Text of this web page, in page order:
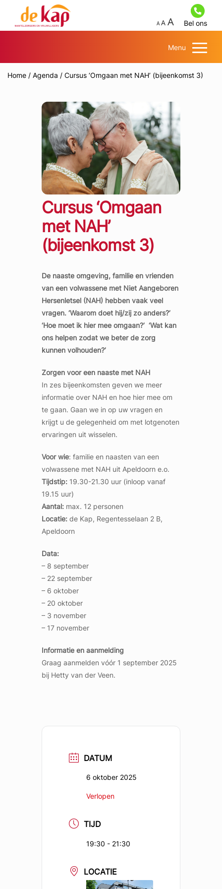
Bel ons
Menu
Home / Agenda / Cursus ‘Omgaan met NAH’ (bijeenkomst 3)
Cursus ‘Omgaan
met NAH’
(bijeenkomst 3)
De naaste omgeving, familie en vrienden
van een volwassene met Niet Aangeboren
Hersenletsel (NAH) hebben vaak veel
vragen. ‘Waarom doet hij/zij zo anders?’
‘Hoe moet ik hier mee omgaan?’ ‘Wat kan
ons helpen zodat we beter de zorg
kunnen volhouden?’
Zorgen voor een naaste met NAH
In zes bijeenkomsten geven we meer
informatie over NAH en hoe hier mee om
te gaan. Gaan we in op uw vragen en
krijgt u de gelegenheid om met lotgenoten
ervaringen uit wisselen.
Voor wie: familie en naasten van een
volwassene met NAH uit Apeldoorn e.o.
Tijdstip: 19.30-21.30 uur (inloop vanaf
19.15 uur)
Aantal: max. 12 personen
Locatie: de Kap, Regentesselaan 2 B,
Apeldoorn
Data:
– 8 september
– 22 september
– 6 oktober
– 20 oktober
– 3 november
– 17 november
Informatie en aanmelding
Graag aanmelden vóór 1 september 2025
bij Hetty van der Veen.
DATUM
6 oktober 2025
Verlopen
TIJD
19:30 - 21:30
LOCATIE